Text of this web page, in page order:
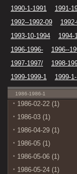
1990-1-1991
1991-
1992--1992-09
1993-10-1994
1994-
1996-1996-
1996--
1997-1997/
1998-
1999-1999-1
1999-
1986-1986-1
1986-02-22 (1)
1986-03 (1)
1986-04-29 (1)
1986-05 (1)
1986-05-06 (1)
1986-05-24 (1)